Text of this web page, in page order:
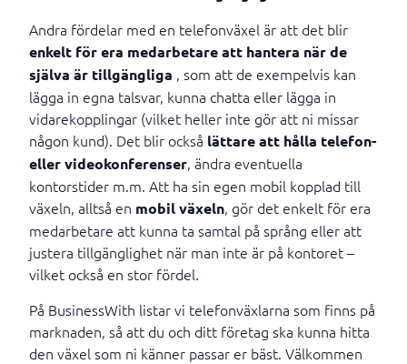
Andra fördelar med en telefonväxel är att det blir
enkelt för era medarbetare att hantera när de
själva är tillgängliga , som att de exempelvis kan
lägga in egna talsvar, kunna chatta eller lägga in
vidarekopplingar (vilket heller inte gör att ni missar
någon kund). Det blir också lättare att hålla telefon-
eller videokonferenser, ändra eventuella
kontorstider m.m. Att ha sin egen mobil kopplad till
växeln, alltså en mobil växeln, gör det enkelt för era
medarbetare att kunna ta samtal på språng eller att
justera tillgänglighet när man inte är på kontoret –
vilket också en stor fördel.
På BusinessWith listar vi telefonväxlarna som finns på
marknaden, så att du och ditt företag ska kunna hitta
den växel som ni känner passar er bäst. Välkommen